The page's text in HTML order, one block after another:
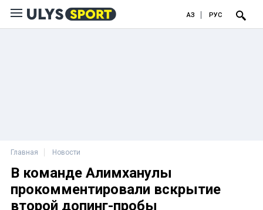
ҚАЗ РУС
Главная Новости
В команде Алимханулы
прокомментировали вскрытие
второй допинг-пробы